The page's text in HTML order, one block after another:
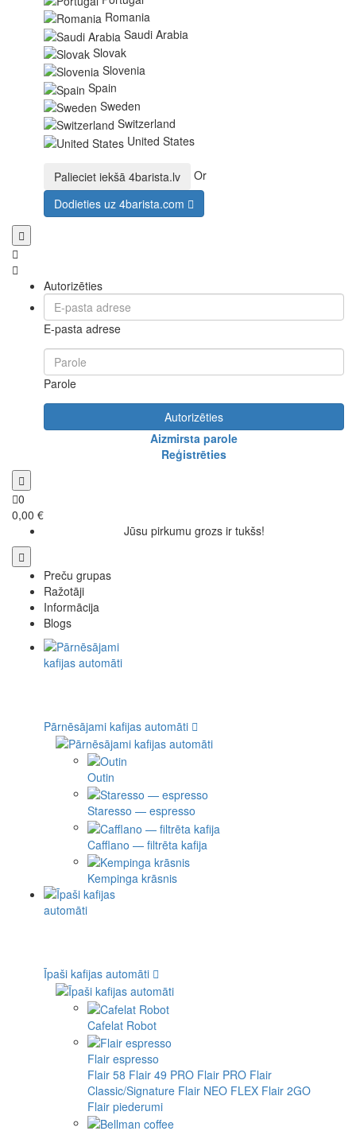
Romania
Saudi Arabia
Slovak
Slovenia
Spain
Sweden
Switzerland
United States
Palieciet iekšā 4barista.lv
Or
Dodieties uz 4barista.com
Autorizēties
E-pasta adrese
Parole
Autorizēties
Aizmirsta parole
Reģistrēties
0
0,00 €
Jūsu pirkumu grozs ir tukšs!
Preču grupas
Ražotāji
Informācija
Blogs
Pārnēsājami kafijas automāti
Outin
Staresso — espresso
Cafflano — filtrēta kafija
Kempinga krāsnis
Īpaši kafijas automāti
Cafelat Robot
Flair espresso
Flair 58 Flair 49 PRO Flair PRO Flair
Classic/Signature Flair NEO FLEX Flair 2GO
Flair piederumi